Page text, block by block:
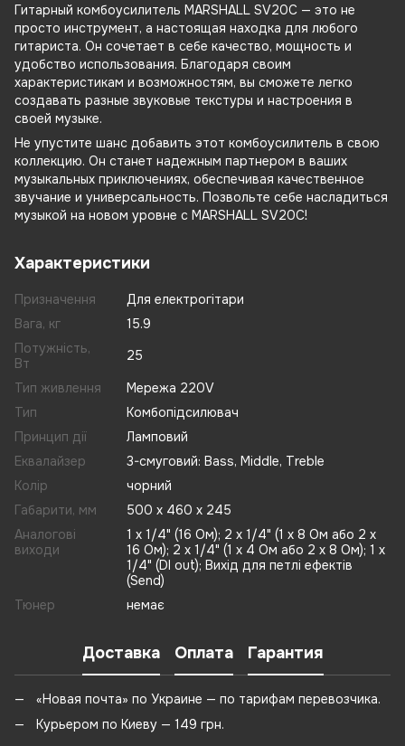
Гитарный комбоусилитель MARSHALL SV20C — это не
просто инструмент, а настоящая находка для любого
гитариста. Он сочетает в себе качество, мощность и
удобство использования. Благодаря своим
характеристикам и возможностям, вы сможете легко
создавать разные звуковые текстуры и настроения в
своей музыке.
Не упустите шанс добавить этот комбоусилитель в свою
коллекцию. Он станет надежным партнером в ваших
музыкальных приключениях, обеспечивая качественное
звучание и универсальность. Позвольте себе насладиться
музыкой на новом уровне с MARSHALL SV20C!
Характеристики
Призначення
Для електрогітари
Вага, кг
15.9
Потужність,
Вт
25
Тип живлення
Мережа 220V
Тип
Комбопідсилювач
Принцип дії
Ламповий
Еквалайзер
3-смуговий: Bass, Middle, Treble
Колір
чорний
Габарити, мм
500 х 460 х 245
Аналогові
виходи
1 x 1/4" (16 Ом); 2 x 1/4" (1 х 8 Ом або 2 x
16 Ом); 2 x 1/4" (1 х 4 Ом або 2 x 8 Ом); 1 x
1/4" (DI out); Вихід для петлі ефектів
(Send)
Тюнер
немає
Доставка Оплата Гарантия
«Новая почта» по Украине — по тарифам перевозчика.
Курьером по Киеву — 149 грн.